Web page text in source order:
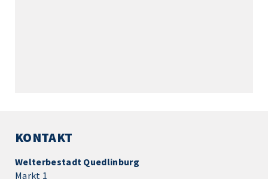
KONTAKT
Welterbestadt Quedlinburg
Markt 1